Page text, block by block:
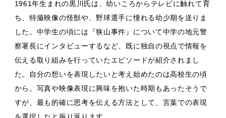
1961年生まれの黒川氏は、幼いころからテレビに触れて育
ち、特撮映像の怪獣や、野球選手に憧れる幼少期を送りま
した。中学生の頃には『狭山事件』について中学の地元警
察署長にインタビューするなど、既に独自の視点で情報を
伝える取り組みを行っていたエピソードが紹介されまし
た。自分の想いを表現したいと考え始めたのは高校生の頃
から。写真や映像表現に興味を抱いた時期もあったそうで
すが、最も的確に思考を伝える方法として、言葉での表現